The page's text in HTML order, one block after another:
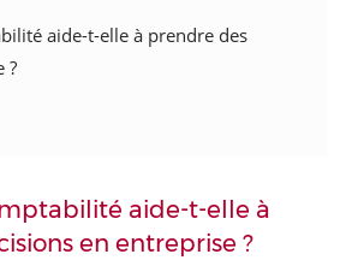
aide-t-elle à
en entreprise ?